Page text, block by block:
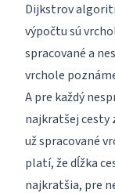
Dijkstrov
výpočtu sú
spracované a
vrchole
A pre každý
najkratšej cesty
už spracované
platí, že dĺžka
najkratšia, pre